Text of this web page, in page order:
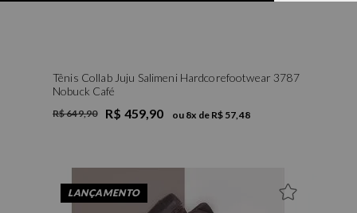
Tênis Collab Juju Salimeni Hardcorefootwear 3787
Nobuck Café
R$ 649,90 R$ 459,90 ou 8x de R$ 57,48
LANÇAMENTO